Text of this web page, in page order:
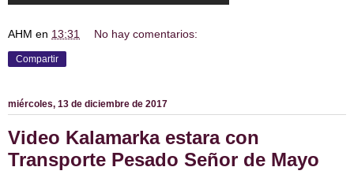
AHM en 13:31 No hay comentarios:
Compartir
miércoles, 13 de diciembre de 2017
Video Kalamarka estara con
Transporte Pesado Señor de Mayo